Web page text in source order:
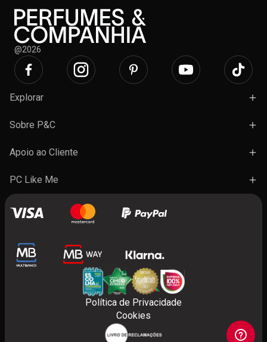
@2026
Explorar
Campanhas
Presentes
Sobre P&C
Lojas e Ações
Apoio ao Cliente
Termos e Condições Gerais de Venda
FAQ's
Contactos
PC Like Me
A minha conta
Benefícios do programa
Política de Privacidade
Cookies